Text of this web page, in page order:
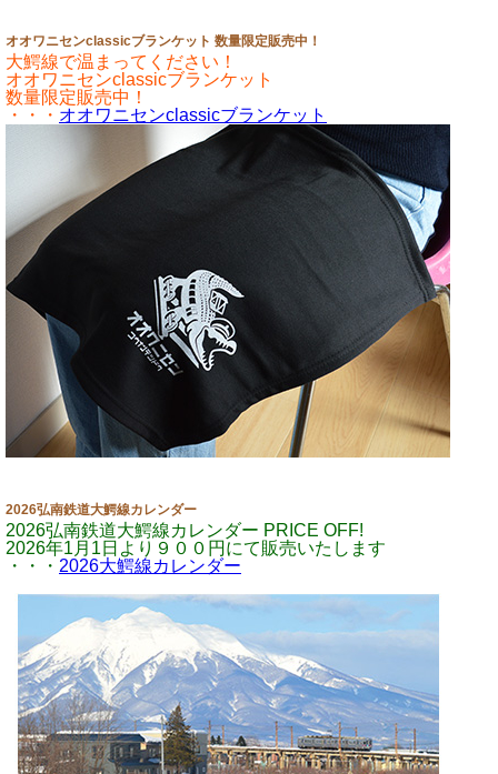
オオワニセンclassicブランケット 数量限定販売中！
大鰐線で温まってください！
オオワニセンclassicブランケット
数量限定販売中！
・・・ オオワニセンclassicブランケット
2026弘南鉄道大鰐線カレンダー
2026弘南鉄道大鰐線カレンダー PRICE OFF!
2026年1月1日より９００円にて販売いたします
・・・ 2026大鰐線カレンダー